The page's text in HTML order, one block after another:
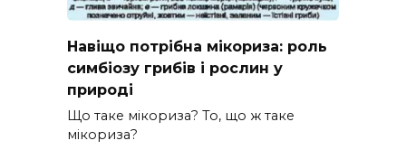
Навіщо потрібна мікориза: роль
симбіозу грибів і рослин у
природі
Що таке мікориза? То, що ж таке
мікориза?